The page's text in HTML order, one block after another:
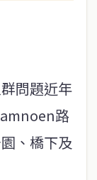
問題近年
路
、橋下及